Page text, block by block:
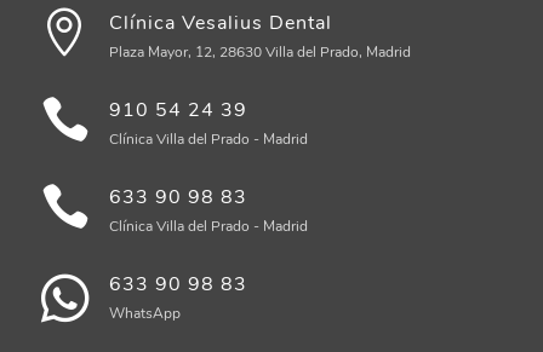
Clínica Vesalius Dental
Plaza Mayor, 12, 28630 Villa del Prado, Madrid
910 54 24 39
Clínica Villa del Prado - Madrid
633 90 98 83
Clínica Villa del Prado - Madrid
633 90 98 83
WhatsApp